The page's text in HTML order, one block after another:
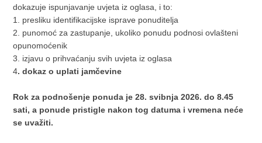
dokazuje ispunjavanje uvjeta iz oglasa, i to:
1. presliku identifikacijske isprave ponuditelja
2. punomoć za zastupanje, ukoliko ponudu podnosi ovlašteni
opunomoćenik
3. izjavu o prihvaćanju svih uvjeta iz oglasa
4. dokaz o uplati jamčevine
Rok za podnošenje ponuda je 28. svibnja 2026. do 8.45
sati, a ponude pristigle nakon tog datuma i vremena neće
se uvažiti.